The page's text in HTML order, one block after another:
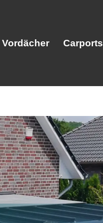
Vordächer Carports